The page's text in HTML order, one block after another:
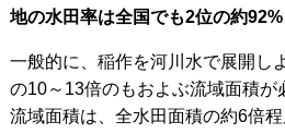
地の水田率は全国でも2位の約92%
一般的に、稲作を河川水で展開し
の10～13倍のもおよぶ流域面積が
流域面積は、全水田面積の約6倍程